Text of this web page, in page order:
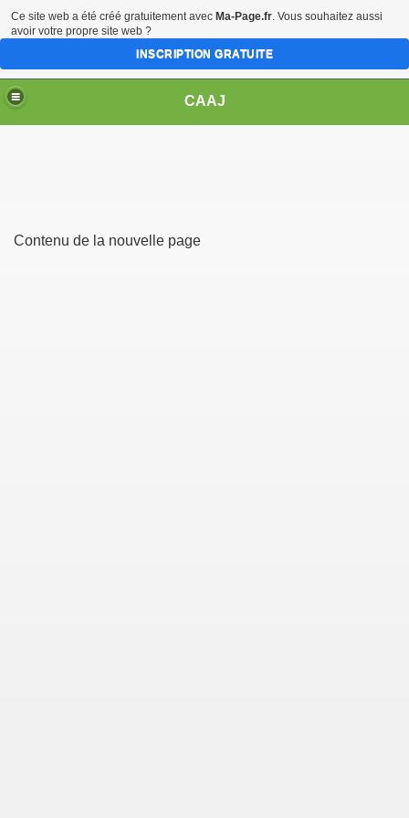
CAAJ
Contenu de la nouvelle page
Ce site web a été créé gratuitement avec Ma-Page.fr. Vous souhaitez aussi
avoir votre propre site web ?
INSCRIPTION GRATUITE